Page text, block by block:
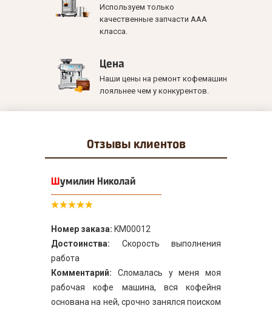
Используем только
качественные запчасти ААА
класса.
Цена
Наши цены на ремонт кофемашин
лояльнее чем у конкурентов.
Отзывы клиентов
Шумилин Николай
Номер заказа: KM00012
Достоинства: Скорость выполнения
работа
Комментарий: Сломалась у меня моя
рабочая кофе машина, вся кофейня
основана на ней, срочно занялся поиском